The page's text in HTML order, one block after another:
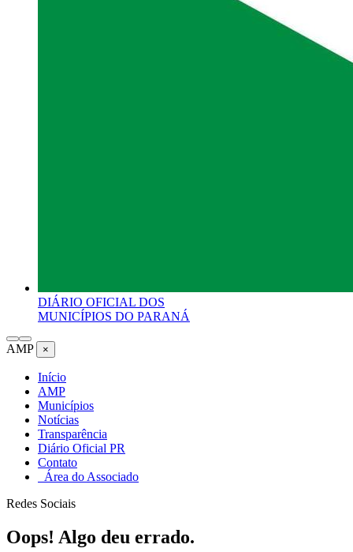
DIÁRIO OFICIAL DOS
MUNICÍPIOS DO PARANÁ
AMP ×
Início
AMP
Municípios
Notícias
Transparência
Diário Oficial PR
Contato
Área do Associado
Redes Sociais
Oops! Algo deu errado.